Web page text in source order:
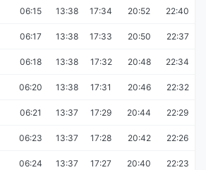
06:15 13:38 17:34 20:52 22:40
06:17 13:38 17:33 20:50 22:37
06:18 13:38 17:32 20:48 22:34
06:20 13:38 17:31 20:46 22:32
06:21 13:37 17:29 20:44 22:29
06:23 13:37 17:28 20:42 22:26
06:24 13:37 17:27 20:40 22:23